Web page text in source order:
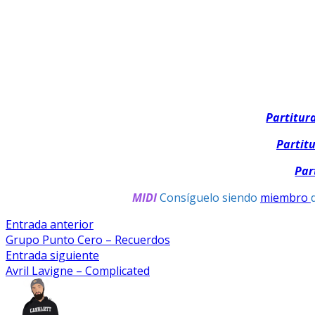
MIDIConsíguelo siendo miembro
Navegación
De
Entradas
Entrada anteriorEntrada
anterior:
Grupo Punto Cero – Recuerdos
Entrada siguiente
siguiente:
Avril Lavigne – Complicated